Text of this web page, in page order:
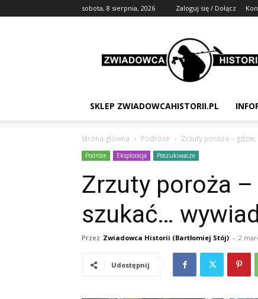
sobota, 8 sierpnia, 2026 Zaloguj się / Dołącz
Zwiadowca
Historii
SKLEP ZWIADOWCAHISTORII.PL
Strona główna Podróże Zrzuty poroża –
Podróże Eksploracja Poszukiwacze
Zrzuty poroża
szukać…
Przez Zwiadowca Historii (Bartłomiej Stój) - 2
Udostępnij